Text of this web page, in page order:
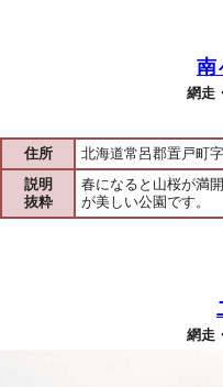
南
網走
住所
北海道常呂郡置戸町
説明
抜粋
春になると山桜が満
が美しい公園です。
網走